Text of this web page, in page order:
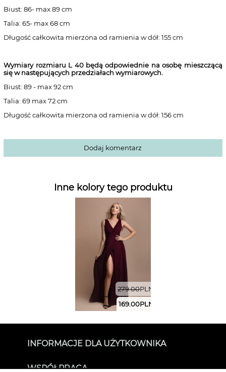
Biust: 86- max 89 cm
Talia: 65- max 68 cm
Długość całkowita mierzona od ramienia w dół: 155 cm
Wymiary rozmiaru L 40 będą odpowiednie na osobę mieszczącą
się w następujących przedziałach wymiarowych.
Biust: 89 - max 92 cm
Talia: 69 max 72 cm
Długość całkowita mierzona od ramienia w dół: 156 cm
Dodaj komentarz
Inne kolory tego produktu
279.00PLN
169.00PLN
INFORMACJE DLA UŻYTKOWNIKA
O SUKIENKOWO
WSPÓŁPRACA